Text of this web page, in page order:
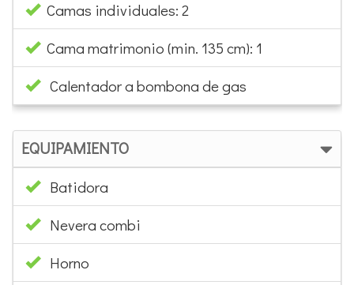
Camas individuales: 2
Cama matrimonio (min. 135 cm): 1
Calentador a bombona de gas
EQUIPAMIENTO
Batidora
Nevera combi
Horno